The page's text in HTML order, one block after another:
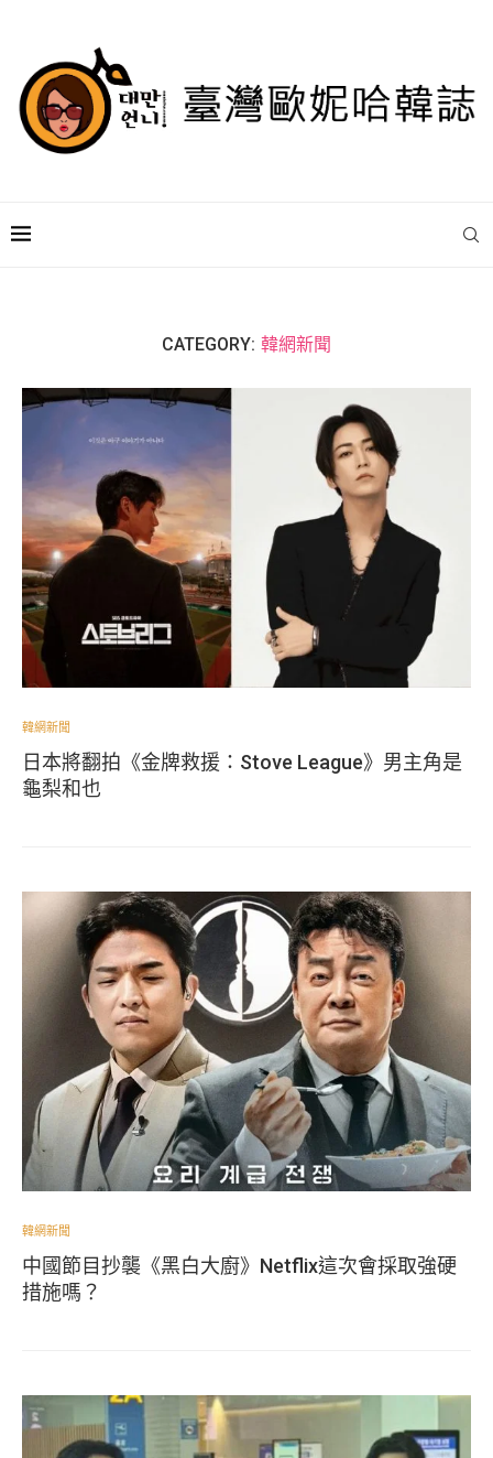
CATEGORY: 韓網新聞
韓網新聞
日本將翻拍《金牌救援：Stove League》男主角是
龜梨和也
韓網新聞
中國節目抄襲《黑白大廚》Netflix這次會採取強硬
措施嗎？